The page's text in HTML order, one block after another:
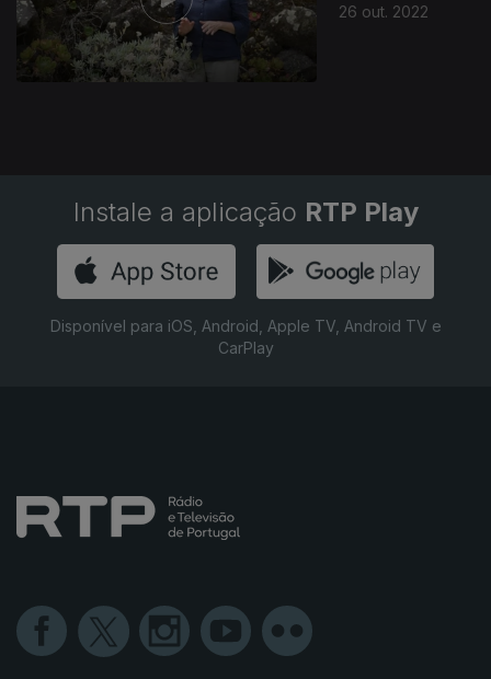
26 out. 2022
Instale a aplicação RTP Play
Disponível para iOS, Android, Apple TV, Android TV e
CarPlay